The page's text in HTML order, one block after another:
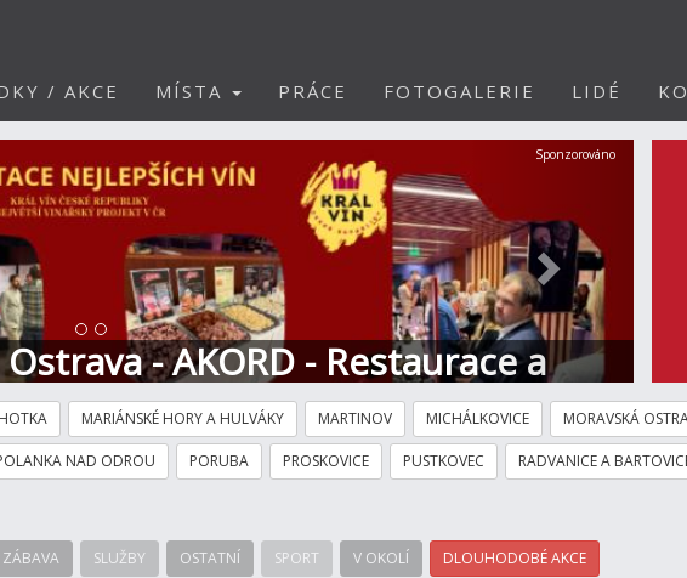
/ AKCE MÍSTA PRÁCE FOTOGALERIE LIDÉ
- AKORD - Restaurace a
Další
Sponzorováno
MARIÁNSKÉ HORY A HULVÁKY MARTINOV MICHÁLKOVICE MORAVSKÁ
NAD ODROU PORUBA PROSKOVICE PUSTKOVEC RADVANICE A
ZÁBAVA SLUŽBY OSTATNÍ SPORT V OKOLÍ DLOUHODOBÉ AKCE